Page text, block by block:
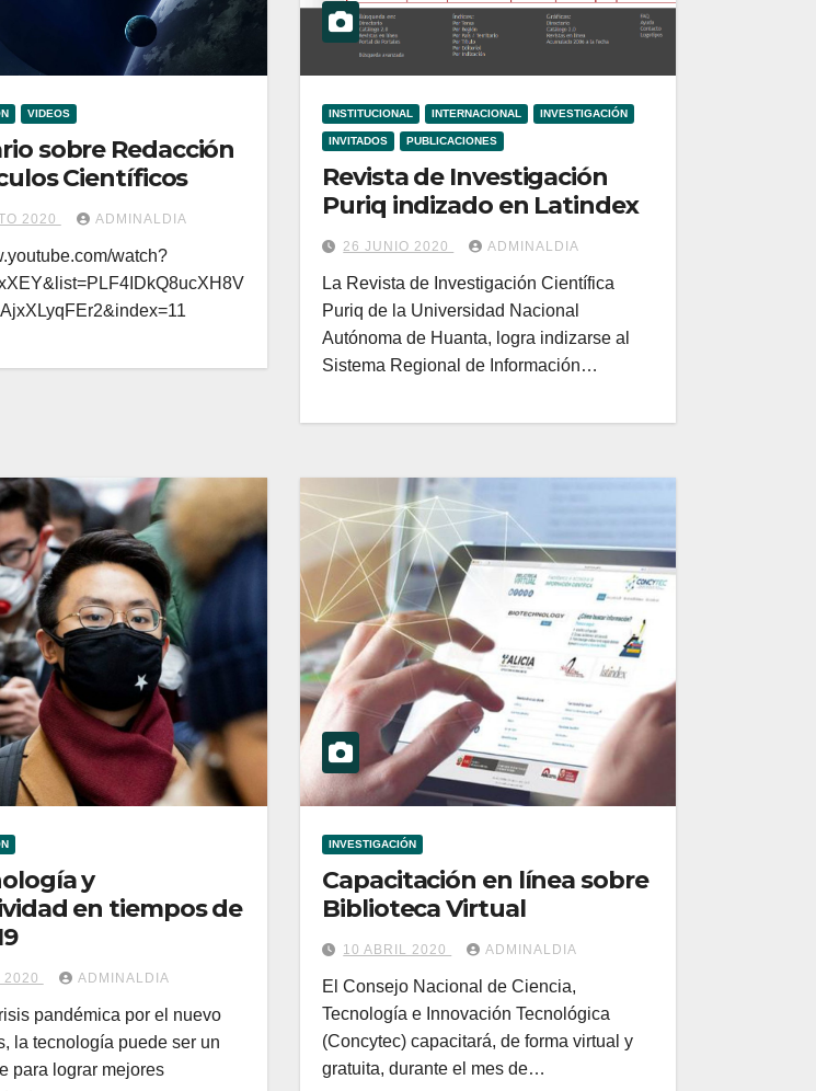
VIDEOS
sobre Redacción
Científicos
2020 ADMINALDIA
watch?
INSTITUCIONAL INTERNACIONAL INVESTIGACIÓN
INVITADOS PUBLICACIONES
Revista de Investigación
Puriq indizado en Latindex
26 JUNIO 2020 ADMINALDIA
La Revista de Investigación Científica
Puriq de la Universidad Nacional
Autónoma de Huanta, logra indizarse al
Sistema Regional de Información…
y
en tiempos de
2020 ADMINALDIA
pandémica por el nuevo
la tecnología puede ser un
para lograr mejores
INVESTIGACIÓN
Capacitación en línea sobre
Biblioteca Virtual
10 ABRIL 2020 ADMINALDIA
El Consejo Nacional de Ciencia,
Tecnología e Innovación Tecnológica
(Concytec) capacitará, de forma virtual y
gratuita, durante el mes de…